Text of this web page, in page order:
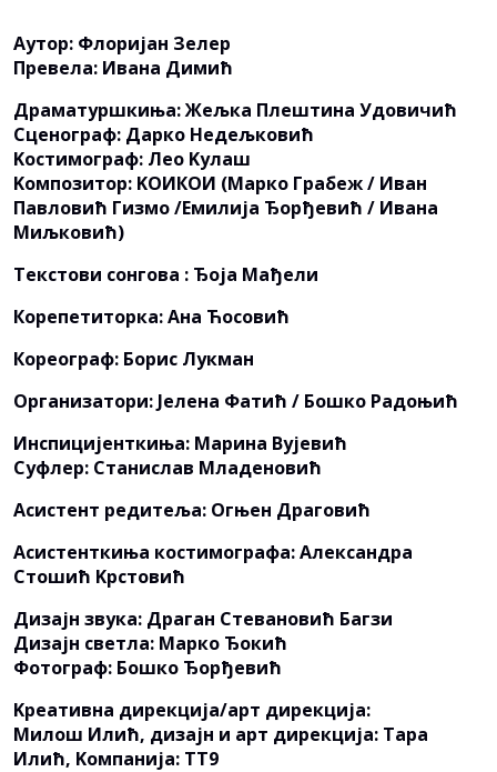
Aутор: Флоријан Зелер
Превела: Ивана Димић
Драматуршкиња: Жељка Плештина Удовичић
Сценограф: Дарко Недељковић
Kостимограф: Лео Kулаш
Kомпозитор: KОИКОИ (Марко Грабеж / Иван
Павловић Гизмо /Емилија Ђорђевић / Ивана
Миљковић)
Текстови сонгова : Ђоја Мађели
Корепетиторкa: Aна Ћосовић
Кореограф: Борис Лукман
Организатори: Јелена Фатић / Бошко Радоњић
Инспицијенткиња: Марина Вујевић
Суфлер: Станислав Младеновић
Асистент редитеља: Огњен Драговић
Асистенткиња костимографа: Александра
Стошић Kрстовић
Дизајн звука: Драган Стевановић Багзи
Дизајн светла: Марко Ђокић
Фотограф: Бошко Ђорђевић
Kреативна дирекција/арт дирекција:
Милош Илић, дизајн и арт дирекција: Тара
Илић, Kомпанија: ТТ9